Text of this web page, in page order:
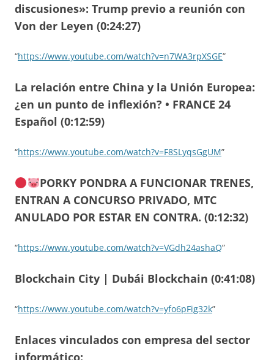
discusiones»: Trump previo a reunión con
Von der Leyen (0:24:27)
“https://www.youtube.com/watch?v=n7WA3rpXSGE”
La relación entre China y la Unión Europea:
¿en un punto de inflexión? • FRANCE 24
Español (0:12:59)
“https://www.youtube.com/watch?v=F8SLyqsGgUM”
PORKY PONDRA A FUNCIONAR TRENES,
ENTRAN A CONCURSO PRIVADO, MTC
ANULADO POR ESTAR EN CONTRA. (0:12:32)
“https://www.youtube.com/watch?v=VGdh24ashaQ”
Blockchain City | Dubái Blockchain (0:41:08)
“https://www.youtube.com/watch?v=yfo6pFig32k”
Enlaces vinculados con empresa del sector
informático: